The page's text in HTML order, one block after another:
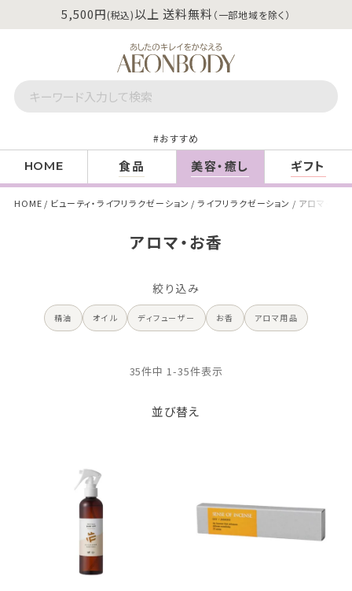
5,500円(税込)以上 送料無料 （一部地域を除く）
おすすめ
HOME 食品 美容・癒し ギフト
HOME ビューティ・ライフリラクゼーション ライフリラクゼーション アロマ・お香
アロマ・お香
絞り込み
精油 オイル ディフューザー お香 アロマ用品
並び替え
35件中 1 -35件表示